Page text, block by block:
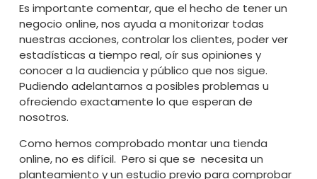
Es importante comentar, que el hecho de tener un
negocio online, nos ayuda a monitorizar todas
nuestras acciones, controlar los clientes, poder ver
estadísticas a tiempo real, oír sus opiniones y
conocer a la audiencia y público que nos sigue.
Pudiendo adelantarnos a posibles problemas u
ofreciendo exactamente lo que esperan de
nosotros.
Como hemos comprobado montar una tienda
online, no es difícil. Pero si que se necesita un
planteamiento y un estudio previo para comprobar